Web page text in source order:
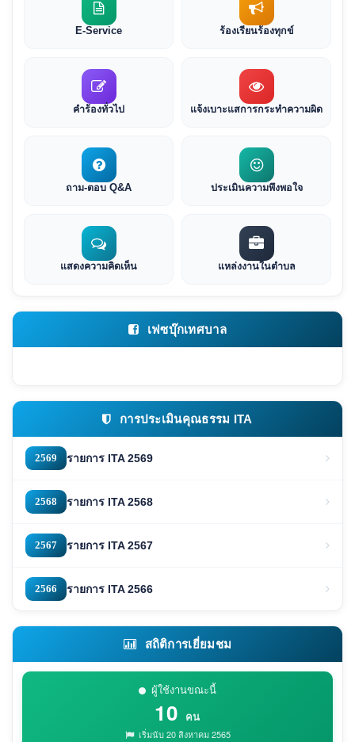
E-Service ร้องเรียนร้องทุกข์
คำร้องทั่วไป แจ้งเบาะแสการกระทำความผิด
ถาม-ตอบ Q&A ประเมินความพึงพอใจ
แสดงความคิดเห็น แหล่งงานในตำบล
เฟซบุ๊กเทศบาล
การประเมินคุณธรรม ITA
2569 รายการ ITA 2569
2568 รายการ ITA 2568
2567 รายการ ITA 2567
2566 รายการ ITA 2566
สถิติการเยี่ยมชม
ผู้ใช้งานขณะนี้
10 คน
เริ่มนับ 20 สิงหาคม 2565